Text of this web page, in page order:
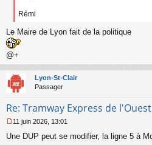
Rémi
Le Maire de Lyon fait de la politique
@+
Lyon-St-Clair
Passager
Re: Tramway Express de
e
11 juin 2026, 13:01
Une DUP peut se modifier, la ligne 5 à